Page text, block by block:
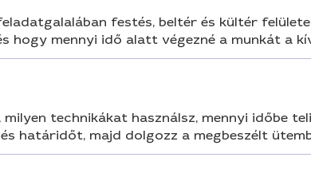
festés, beltér és kültér
hogy mennyi idő alatt végezné a munkát a
technikákat használsz, mennyi időbe
határidőt, majd dolgozz a megbeszélt